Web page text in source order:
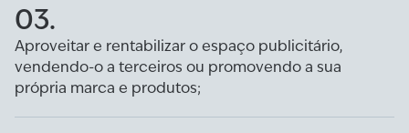
03.
Aproveitar e rentabilizar o espaço publicitário,
vendendo-o a terceiros ou promovendo a sua
própria marca e produtos;